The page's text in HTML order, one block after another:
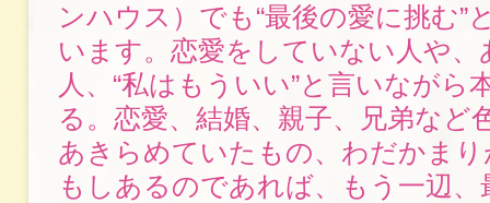
ンハウス）でも“最後の愛に挑む”
います。恋愛をしていない人や
人、“私はもういい”と言いながら
る。恋愛、結婚、親子、兄弟など
あきらめていたもの、わだかま
もしあるのであれば、もう一辺、